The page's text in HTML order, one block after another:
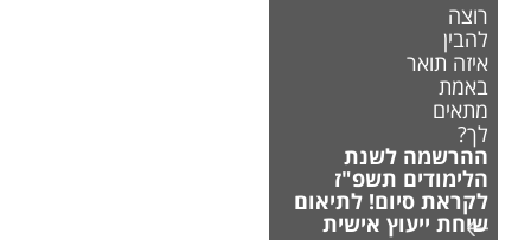
רוצה
להבין
איזה תואר
באמת
מתאים
לך?
ההרשמה לשנת
הלימודים תשפ"ז
לקראת סיום! לתיאום
שיחת ייעוץ אישית